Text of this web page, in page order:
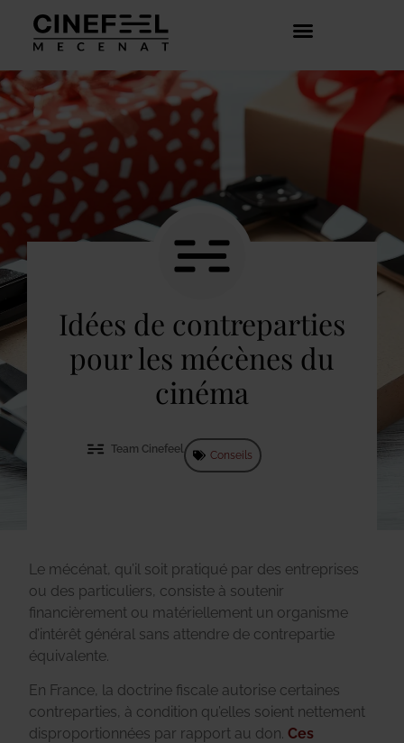
Idées de contreparties
pour les mécènes du
cinéma
Team Cinefeel Conseils
Le mécénat, qu’il soit pratiqué par des entreprises
ou des particuliers, consiste à soutenir
financièrement ou matériellement un organisme
d’intérêt général sans attendre de contrepartie
équivalente.
En France, la doctrine fiscale autorise certaines
contreparties, à condition qu’elles soient nettement
disproportionnées par rapport au don. Ces